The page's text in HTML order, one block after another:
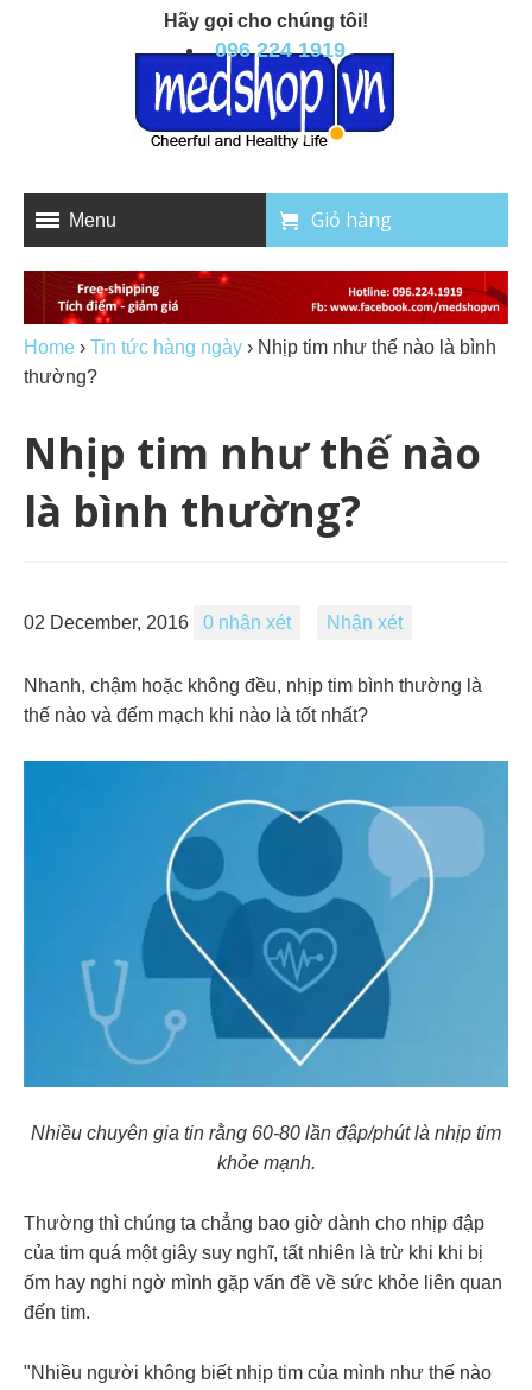
Menu Giỏ hàng
Hãy gọi cho chúng tôi!
096 224 1919
Home › Tin tức hàng ngày › Nhịp tim như thế nào là bình
thường?
Nhịp tim như thế nào
là bình thường?
02 December, 2016 0 nhận xét Nhận xét
Nhanh, chậm hoặc không đều, nhịp tim bình thường là
thế nào và đếm mạch khi nào là tốt nhất?
Nhiều chuyên gia tin rằng 60-80 lần đập/phút là nhịp tim
khỏe mạnh.
Thường thì chúng ta chẳng bao giờ dành cho nhịp đập
của tim quá một giây suy nghĩ, tất nhiên là trừ khi khi bị
ốm hay nghi ngờ mình gặp vấn đề về sức khỏe liên quan
đến tim.
"Nhiều người không biết nhịp tim của mình như thế nào